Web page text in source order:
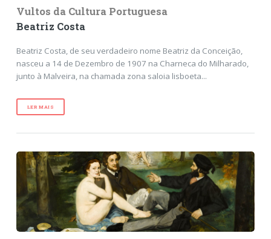
Vultos da Cultura Portuguesa
Beatriz Costa
Beatriz Costa, de seu verdadeiro nome Beatriz da Conceição,
nasceu a 14 de Dezembro de 1907 na Charneca do Milharado,
junto à Malveira, na chamada zona saloia lisboeta...
LER MAIS